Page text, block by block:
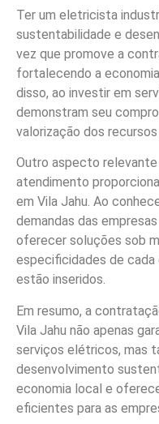
Ter um eletricista
sustentabilidade e
vez que promove a
fortalecendo a
disso, ao investir em
demonstram seu
valorização dos
Outro aspecto
atendimento
em Vila Jahu. Ao
demandas das
oferecer soluções sob
especificidades de
estão inseridos.
Em resumo, a
Vila Jahu não apenas
serviços elétricos, mas
desenvolvimento
economia local e
eficientes para as